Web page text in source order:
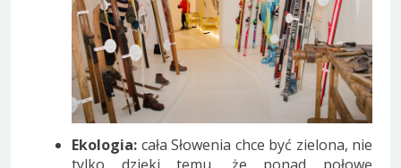
Ekologia: cała Słowenia chce być zielona, nie